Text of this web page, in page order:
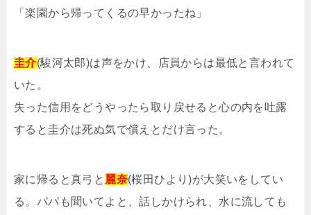
「楽園から帰ってくるの早かったね」
圭介(駿河太郎)は声をかけ、店員からは最低と言われて
いた。
失った信用をどうやったら取り戻せると心の内を吐露
すると圭介は死ぬ気で償えとだけ言った。
家に帰ると真弓と 麗奈(桜田ひより)が大笑いをしてい
る。パパも聞いてよと、話しかけられ、水に流しても